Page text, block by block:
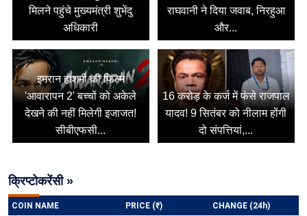
मिलने पहुंचे मुख्यमंत्री शुभेंदु
अधिकारी
राघवानी ने दिया जवाब, निरहुआ
और...
इमरान हाशमी की फिल्म
'आवारापन 2' बच्चों को अकेले
देखने की नहीं मिलेगी इजाजत!
सीबीएफसी...
16 करोड़ के कर्ज में फंसे राजपाल
यादव! 9 सितंबर को नीलाम होंगी
दो संपत्तियां,...
क्रिप्टोकरेंसी »